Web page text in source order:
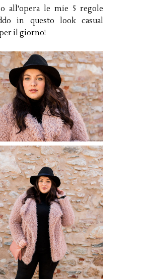
all'opera le mie 5 regole
in questo look casual
il giorno!